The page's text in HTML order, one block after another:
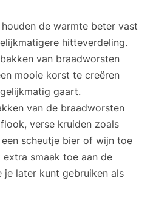
de warmte beter vast
hitteverdeling.
van braadworsten
mooie korst te creëren
gaart.
van de braadworsten
verse kruiden zoals
scheutje bier of wijn toe
smaak toe aan de
je later kunt gebruiken als